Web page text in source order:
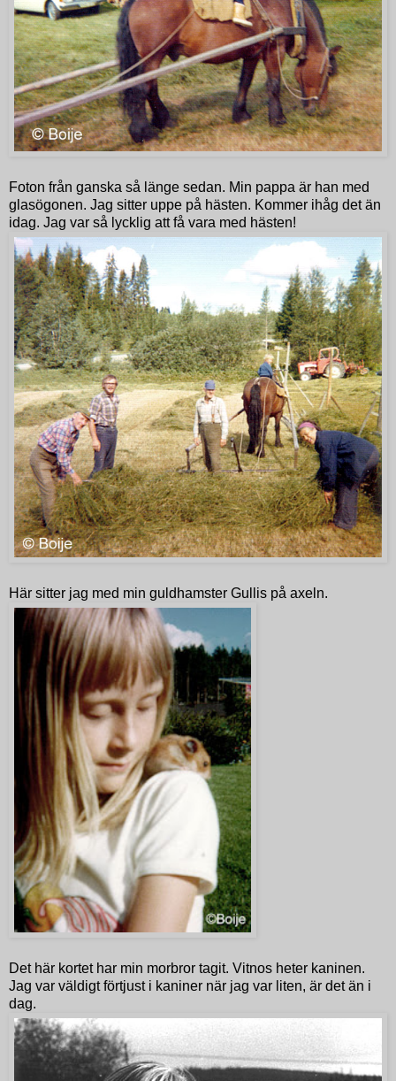
Foton från ganska så länge sedan. Min pappa är han med
glasögonen. Jag sitter uppe på hästen. Kommer ihåg det än
idag. Jag var så lycklig att få vara med hästen!
Här sitter jag med min guldhamster Gullis på axeln.
Det här kortet har min morbror tagit. Vitnos heter kaninen.
Jag var väldigt förtjust i kaniner när jag var liten, är det än i
dag.